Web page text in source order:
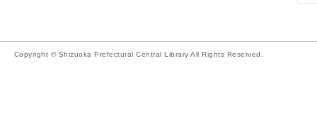
Copyright © Shizuoka Prefectural Central Library All Rights Reserved.